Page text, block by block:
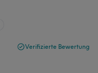
Verifizierte Bewertung